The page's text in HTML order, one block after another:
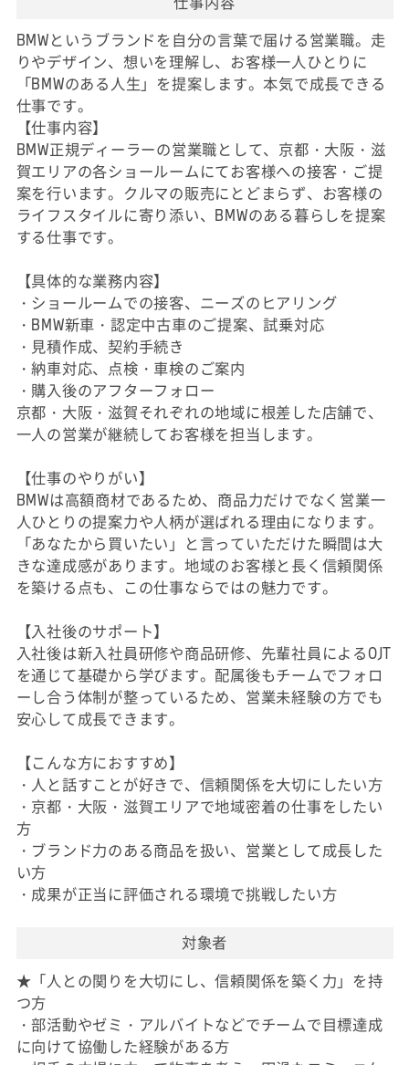
BMWというブランドを自分の言葉で届ける営業職。走
りやデザイン、想いを理解し、お客様一人ひとりに
「BMWのある人生」を提案します。本気で成長できる
仕事です。
【仕事内容】
BMW正規ディーラーの営業職として、京都・大阪・滋
賀エリアの各ショールームにてお客様への接客・ご提
案を行います。クルマの販売にとどまらず、お客様の
ライフスタイルに寄り添い、BMWのある暮らしを提案
する仕事です。
【具体的な業務内容】
・ショールームでの接客、ニーズのヒアリング
・BMW新車・認定中古車のご提案、試乗対応
・見積作成、契約手続き
・納車対応、点検・車検のご案内
・購入後のアフターフォロー
京都・大阪・滋賀それぞれの地域に根差した店舗で、
一人の営業が継続してお客様を担当します。
【仕事のやりがい】
BMWは高額商材であるため、商品力だけでなく営業一
人ひとりの提案力や人柄が選ばれる理由になります。
「あなたから買いたい」と言っていただけた瞬間は大
きな達成感があります。地域のお客様と長く信頼関係
を築ける点も、この仕事ならではの魅力です。
【入社後のサポート】
入社後は新入社員研修や商品研修、先輩社員によるOJT
を通じて基礎から学びます。配属後もチームでフォロ
ーし合う体制が整っているため、営業未経験の方でも
安心して成長できます。
【こんな方におすすめ】
・人と話すことが好きで、信頼関係を大切にしたい方
・京都・大阪・滋賀エリアで地域密着の仕事をしたい
方
・ブランド力のある商品を扱い、営業として成長した
い方
・成果が正当に評価される環境で挑戦したい方
対象者
★「人との関りを大切にし、信頼関係を築く力」を持
つ方
・部活動やゼミ・アルバイトなどでチームで目標達成
に向けて協働した経験がある方